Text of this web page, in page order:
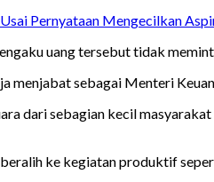
Pernyataan Mengecilkan
uang tersebut tidak
menjabat sebagai Menteri
dari sebagian kecil
ke kegiatan produktif